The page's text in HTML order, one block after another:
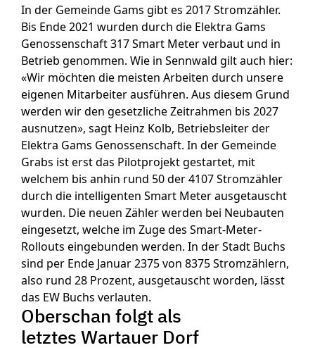
In der Gemeinde Gams gibt es 2017 Stromzähler.
Bis Ende 2021 wurden durch die Elektra Gams
Genossenschaft 317 Smart Meter verbaut und in
Betrieb genommen. Wie in Sennwald gilt auch hier:
«Wir möchten die meisten Arbeiten durch unsere
eigenen Mitarbeiter ausführen. Aus diesem Grund
werden wir den gesetzliche Zeitrahmen bis 2027
ausnutzen», sagt Heinz Kolb, Betriebsleiter der
Elektra Gams Genossenschaft. In der Gemeinde
Grabs ist erst das Pilotprojekt gestartet, mit
welchem bis anhin rund 50 der 4107 Stromzähler
durch die intelligenten Smart Meter ausgetauscht
wurden. Die neuen Zähler werden bei Neubauten
eingesetzt, welche im Zuge des Smart-Meter-
Rollouts eingebunden werden. In der Stadt Buchs
sind per Ende Januar 2375 von 8375 Stromzählern,
also rund 28 Prozent, ausgetauscht worden, lässt
das EW Buchs verlauten.
Oberschan folgt als
letztes Wartauer Dorf